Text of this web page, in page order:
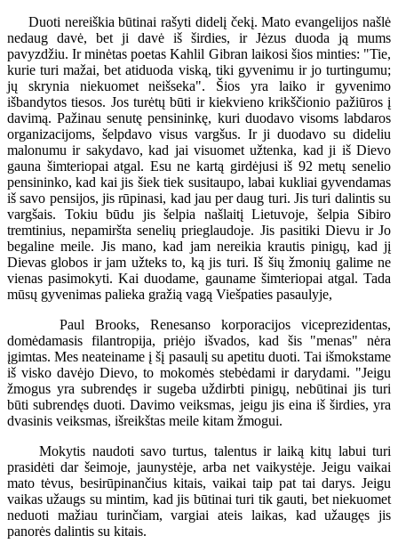
Duoti nereiškia būtinai rašyti didelį čekį. Mato evangelijos našlė
nedaug davė, bet ji davė iš širdies, ir Jėzus duoda ją mums
pavyzdžiu. Ir minėtas poetas Kahlil Gibran laikosi šios minties: "Tie,
kurie turi mažai, bet atiduoda viską, tiki gyvenimu ir jo turtingumu;
jų skrynia niekuomet neišseka". Šios yra laiko ir gyvenimo
išbandytos tiesos. Jos turėtų būti ir kiekvieno krikščionio pažiūros į
davimą. Pažinau senutę pensininkę, kuri duodavo visoms labdaros
organizacijoms, šelpdavo visus vargšus. Ir ji duodavo su dideliu
malonumu ir sakydavo, kad jai visuomet užtenka, kad ji iš Dievo
gauna šimteriopai atgal. Esu ne kartą girdėjusi iš 92 metų senelio
pensininko, kad kai jis šiek tiek susitaupo, labai kukliai gyvendamas
iš savo pensijos, jis rūpinasi, kad jau per daug turi. Jis turi dalintis su
vargšais. Tokiu būdu jis šelpia našlaitį Lietuvoje, šelpia Sibiro
tremtinius, nepamiršta senelių prieglaudoje. Jis pasitiki Dievu ir Jo
begaline meile. Jis mano, kad jam nereikia krautis pinigų, kad jį
Dievas globos ir jam užteks to, ką jis turi. Iš šių žmonių galime ne
vienas pasimokyti. Kai duodame, gauname šimteriopai atgal. Tada
mūsų gyvenimas palieka gražią vagą Viešpaties pasaulyje,
Paul Brooks, Renesanso korporacijos viceprezidentas,
domėdamasis filantropija, priėjo išvados, kad šis "menas" nėra
įgimtas. Mes neateiname į šį pasaulį su apetitu duoti. Tai išmokstame
iš visko davėjo Dievo, to mokomės stebėdami ir darydami. "Jeigu
žmogus yra subrendęs ir sugeba uždirbti pinigų, nebūtinai jis turi
būti subrendęs duoti. Davimo veiksmas, jeigu jis eina iš širdies, yra
dvasinis veiksmas, išreikštas meile kitam žmogui.
Mokytis naudoti savo turtus, talentus ir laiką kitų labui turi
prasidėti dar šeimoje, jaunystėje, arba net vaikystėje. Jeigu vaikai
mato tėvus, besirūpinančius kitais, vaikai taip pat tai darys. Jeigu
vaikas užaugs su mintim, kad jis būtinai turi tik gauti, bet niekuomet
neduoti mažiau turinčiam, vargiai ateis laikas, kad užaugęs jis
panorės dalintis su kitais.